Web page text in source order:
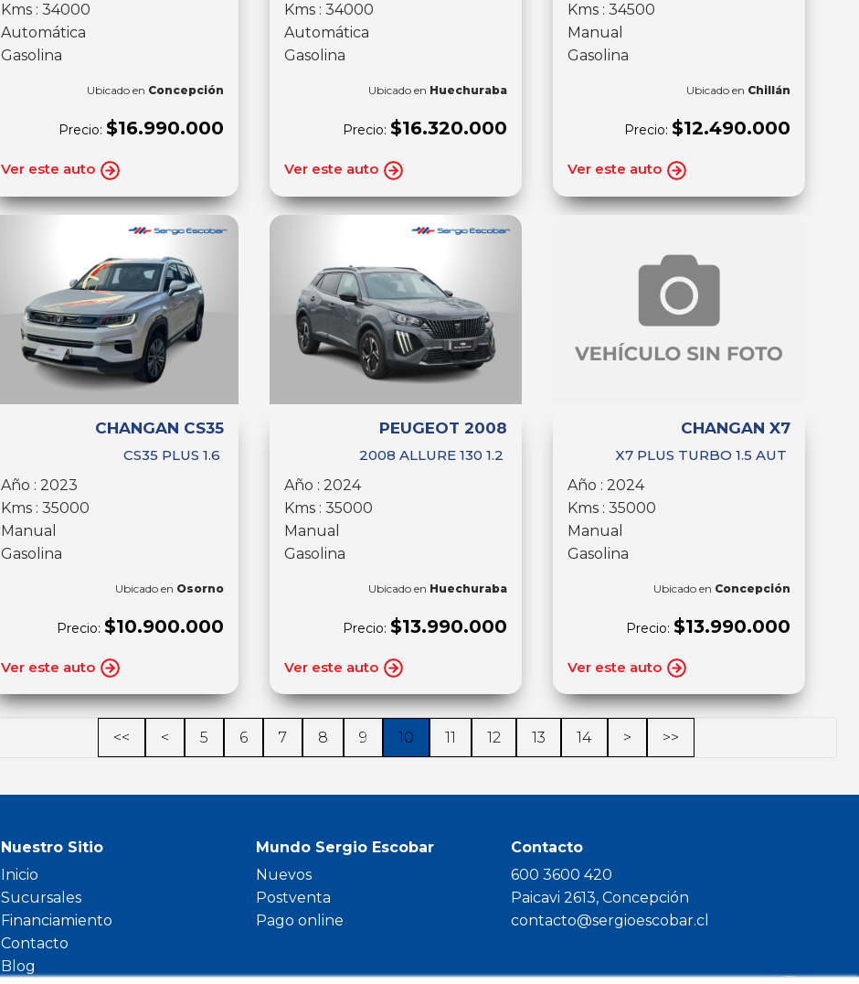
Kms : 34000
Automática
Gasolina
Ubicado en Concepción
Precio: $16.990.000
Ver este auto
Kms : 34000
Automática
Gasolina
Ubicado en Huechuraba
Precio: $16.320.000
Ver este auto
Kms : 34500
Manual
Gasolina
Ubicado en Chillán
Precio: $12.490.000
Ver este auto
CHANGAN CS35
CS35 PLUS 1.6
Año : 2023
Kms : 35000
Manual
Gasolina
Ubicado en Osorno
Precio: $10.900.000
Ver este auto
PEUGEOT 2008
2008 ALLURE 130 1.2
Año : 2024
Kms : 35000
Manual
Gasolina
Ubicado en Huechuraba
Precio: $13.990.000
Ver este auto
CHANGAN X7
X7 PLUS TURBO 1.5 AUT
Año : 2024
Kms : 35000
Manual
Gasolina
Ubicado en Concepción
Precio: $13.990.000
Ver este auto
<< < 5 6 7 8 9 10 11 12 13 14 > >>
Nuestro Sitio
Inicio
Sucursales
Financiamiento
Contacto
Blog
Mundo Sergio Escobar
Nuevos
Postventa
Pago online
Contacto
600 3600 420
Paicavi 2613, Concepción
contacto@sergioescobar.cl